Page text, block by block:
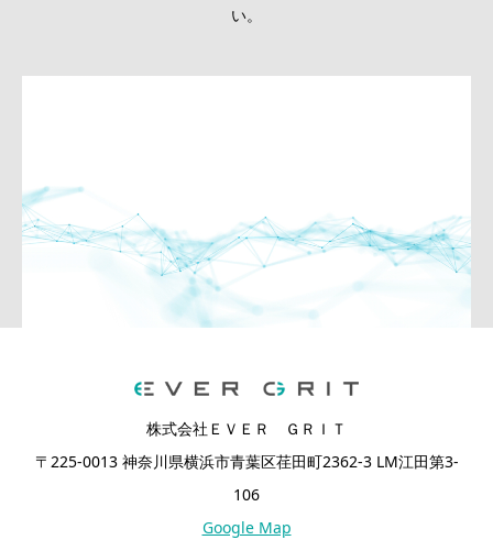
い。
株式会社ＥＶＥＲ ＧＲＩＴ
〒225-0013 神奈川県横浜市青葉区荏田町2362-3 LM江田第3-
106
Google Map